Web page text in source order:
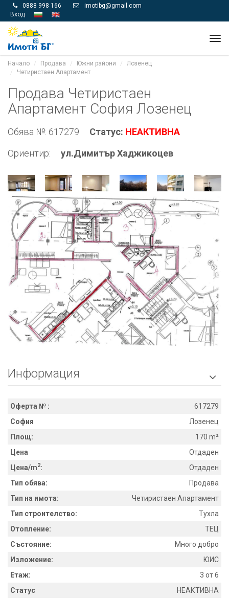
 0888 998 166 
imotibg@gmail.com
Вход
Начало Продава Южни райони
Лозенец
Четиристаен Апартамент
Продава Четиристаен
Апартамент София Лозенец
Обява №: 617279 Статус: НЕАКТИВНА
Ориентир:
ул.Димитър Хаджикоцев
Информация 
Оферта № :
617279
София
Лозенец
Площ:
170 m²
Цена
Отдаден
Цена/m2:
Отдаден
Тип обява:
Продава
Тип на имота:
Четиристаен Апартамент
Тип строителство:
Тухла
Отопление:
ТЕЦ
Състояние:
Много добро
Изложение:
ЮИС
Етаж:
3 от 6
Статус
НЕАКТИВНА